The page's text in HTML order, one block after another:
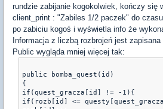
rundzie zabijanie kogokolwiek, kończy się
client_print : "Zabiles 1/2 paczek" do
po zabiciu kogoś i wyświetla info że
Informacja z liczbą rozbrojeń jest
Public wygląda mniej więcej tak:
public bomba_quest(id)
{
if(quest_gracza[id] != -1){
if(rozb[id] <=